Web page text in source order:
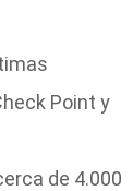
Point y
de 4.000